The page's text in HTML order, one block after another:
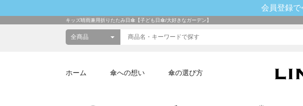
会員登録で
キッズ晴雨兼用折りたたみ日傘【子ども日傘/大好きなガーデン】
ホーム 傘への想い 傘の選び方